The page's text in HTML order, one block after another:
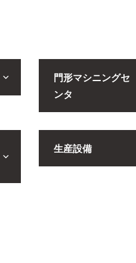
門形マシニングセ
ンタ
生産設備